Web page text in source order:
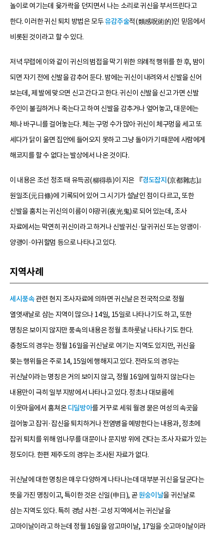
놀이로 여기는데 윷가락을 던지면서 나는 소리로 귀신을 부서뜨린다고
한다. 이러한 귀신 퇴치 방법은 모두유감주술적(類感呪術的)인 믿음에서
비롯된 것이라고 할 수 있다.
저녁 무렵에 이와 같이 귀신의 범접을 막기 위한 의례적 행위를 한 후, 밤이
되면 자기 전에 신발을 감추어 둔다. 밤에는 귀신이 내려와서 신발을 신어
보는데, 제 발에 맞으면 신고 간다고 한다. 귀신이 신발을 신고 가면 신발
주인이 불길하거나 죽는다고 하여 신발을 감추거나 엎어놓고, 대문에는
체나 바구니를 걸어놓는다. 체는 구멍 수가 많아 귀신이 체구멍을 세고 또
세다가 닭이 울면 집안에 들어오지 못하고 그냥 돌아가기 때문에 사람에게
해코지를 할 수 없다는 발상에서 나온 것이다.
이 내용은 조선 정조 때 유득공(柳得恭)이 지은 『경도잡지 (京都雜志)』
원일조(元日條)에 기록되어 있어 그 시기가 설날인 점이 다르고, 또한
신발을 훔치는 귀신의 이름이 야광귀(夜光鬼)로 되어 있는데, 조사
자료에서는 막연히 귀신이라고 하거나 신발귀신·달귀귀신 또는 앙괭이·
양괭이·야귀할멈 등으로 나타나고 있다.
지역사례
세시풍속관련 현지 조사자료에 의하면 귀신날은 전국적으로 정월
열엿새날로 삼는 지역이 많으나 14일, 15일로 나타나기도 하고, 또한
명칭은 보이지 않지만 풍속의 내용은 정월 초하룻날 나타나기도 한다.
충청도의 경우는 정월 16일을 귀신날로 여기는 지역도 있지만, 귀신을
쫒는 행위들은 주로 14, 15일에 행해지고 있다. 전라도의 경우는
귀신날이라는 명칭은 거의 보이지 않고, 정월 16일에 일하지 않는다는
내용만이 극히 일부 지방에서 나타나고 있다. 정초나 대보름에
이웃마을에서 훔쳐온디딜방아를 거꾸로 세워 월경 묻은 여성의 속곳을
걸어놓고 잡귀·잡신을 퇴치하거나 전염병을 예방한다는 내용과, 정초에
잡귀 퇴치를 위해 엄나무를 대문이나 문지방 위에 건다는 조사 자료가 있는
정도이다. 한편 제주도의 경우는 조사된 자료가 없다.
귀신날에 대한 명칭은 매우 다양하게 나타나는데 대부분 귀신을 달군다는
뜻을 가진 명칭이고, 특이한 것은 신일(申日), 곧원숭이날을 귀신날로
삼는 지역도 있다. 특히 경남 사천·고성 지역에서는 귀신날을
고마이날이라고 하는데 정월 16일을 암고마이날, 17일을 숫고마이날이라